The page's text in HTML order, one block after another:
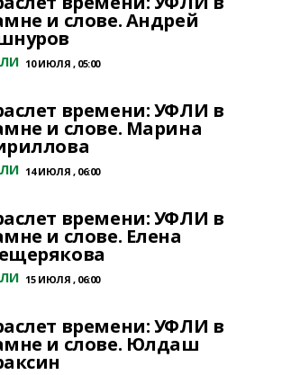
и слове. Андрей
10 ИЮЛЯ , 05:00
времени: УФЛИ в
и слове. Марина
14 ИЮЛЯ , 06:00
времени: УФЛИ в
и слове. Елена
15 ИЮЛЯ , 06:00
времени: УФЛИ в
и слове. Юлдаш